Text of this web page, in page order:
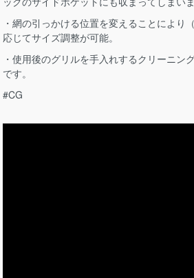
・網の引っかける位置を変えることにより
応じてサイズ調整が可能。
・使用後のグリルを手入れするクリーニン
です。
#CG